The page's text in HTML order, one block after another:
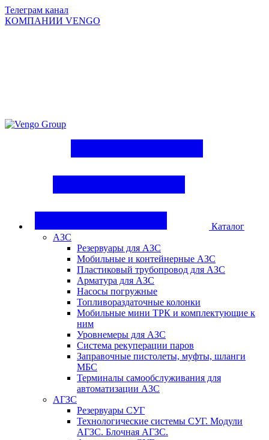
Телеграм канал
КОМПАНИИ VENGO
Group
Каталог
АЗС
Резервуары для АЗС
Мобильные и контейнерные АЗС
Пластиковый трубопровод для АЗС
Арматура для АЗС
Насосы погружные
Топливораздаточные колонки
Мобильные мини ТРК и комплектующие к
ним
Уровнемеры для АЗС
Система рекуперации паров
Заправочные пистолеты, муфты, шланги
МБС
Терминалы самообслуживания для
автоматизации АЗС
АГЗС
Резервуары СУГ
Технологические системы СУГ. Модули
АГЗС. Блочная АГЗС.